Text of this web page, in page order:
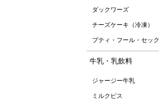
ダックワーズ
チーズケーキ（冷凍）
プティ・フール・セック
牛乳・乳飲料
ジャージー牛乳
ミルクピス